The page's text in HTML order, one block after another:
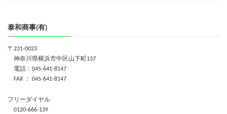
泰和商事(有)
〒231-0023
神奈川県横浜市中区山下町137
電話：045-641-8147
FAX ： 045-641-8147
フリーダイヤル
0120-666-139